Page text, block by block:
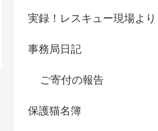
実録！レスキュー現場より
事務局日記
ご寄付の報告
保護猫名簿